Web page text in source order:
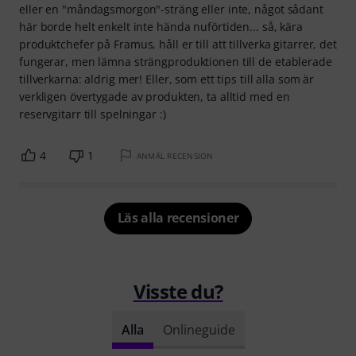
eller en "måndagsmorgon"-sträng eller inte, något sådant
här borde helt enkelt inte hända nuförtiden... så, kära
produktchefer på Framus, håll er till att tillverka gitarrer, det
fungerar, men lämna strängproduktionen till de etablerade
tillverkarna: aldrig mer! Eller, som ett tips till alla som är
verkligen övertygade av produkten, ta alltid med en
reservgitarr till spelningar :)
4 1 ANMÄL RECENSION
Läs alla recensioner
Visste du?
Alla Onlineguide